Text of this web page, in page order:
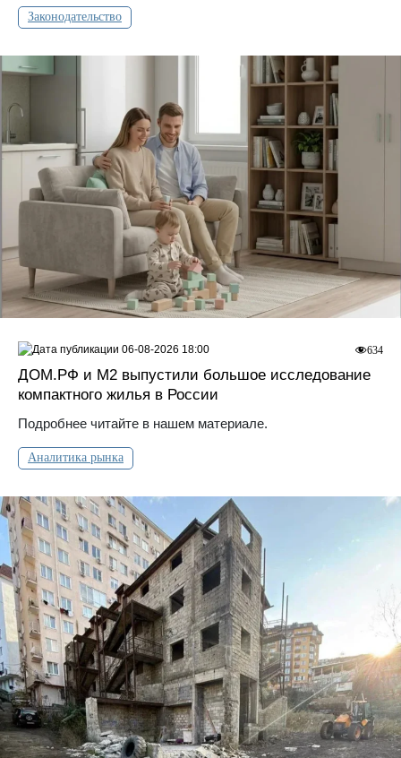
Законодательство
ДOМ.PФ и М2 выпустили большое исследование
компактного жилья в России
Подробнее читайте в нашем материале.
Аналитика рынка
634
06-08-2026 18:00